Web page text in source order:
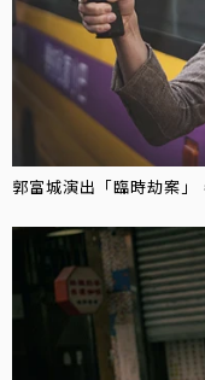
郭富城演出「臨時劫案